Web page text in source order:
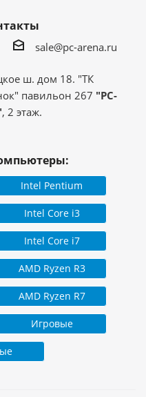
sale@pc-arena.ru
ш. дом 18. "ТК
павильон 267 "PC-
, 2 этаж.
Intel Pentium
Intel Core i3
Intel Core i7
AMD Ryzen R3
AMD Ryzen R7
Игровые